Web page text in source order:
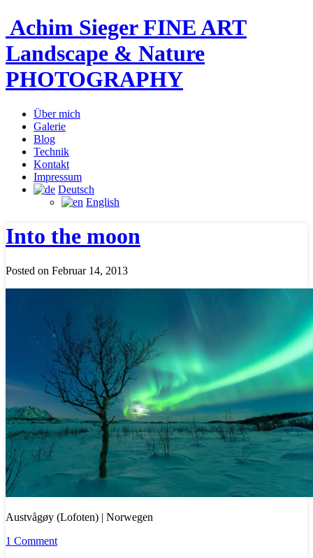
Achim Sieger FINE ART
Landscape & Nature
PHOTOGRAPHY
Über mich
Galerie
Blog
Technik
Kontakt
Impressum
Deutsch
English
Into the moon
Posted on Februar 14, 2013
Austvågøy (Lofoten) | Norwegen
1 Comment